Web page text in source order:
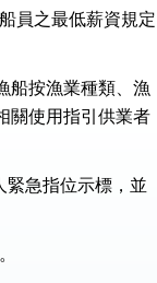
員之最低薪資規定
船按漁業種類、漁
關使用指引供業者
緊急指位示標，並